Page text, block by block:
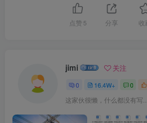
点赞 5 分享 收
jimi 关注
0 16.4W+ 0
这家伙很懒，什么都没有写